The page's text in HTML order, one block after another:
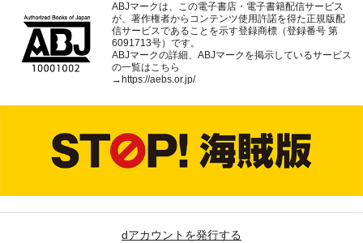
ABJマークは、この電子書店・電子書籍配信サービス
が、著作権者からコンテンツ使用許諾を得た正規版配
信サービスであることを示す登録商標（登録番号 第
6091713号）です。
ABJマークの詳細、ABJマークを掲示しているサービス
の一覧はこちら
→ https://aebs.or.jp/
dアカウントを発行する